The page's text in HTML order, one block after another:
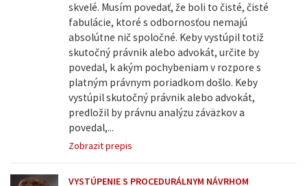
skvelé. Musím povedať, že boli to čisté, čisté
fabulácie, ktoré s odbornosťou nemajú
absolútne nič spoločné. Keby vystúpil totiž
skutočný právnik alebo advokát, určite by
povedal, k akým pochybeniam v rozpore s
platným právnym poriadkom došlo. Keby
vystúpil skutočný právnik alebo advokát,
predložil by právnu analýzu záväzkov a
povedal,...
Zobrazit prepis
VYSTÚPENIE S PROCEDURÁLNYM NÁVRHOM